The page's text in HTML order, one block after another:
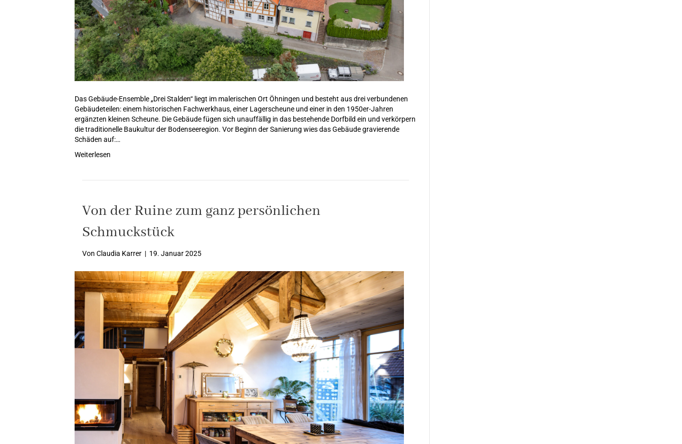
Das Gebäude-Ensemble „Drei Stalden“ liegt im malerischen Ort Öhningen und besteht aus drei verbundenen
Gebäudeteilen: einem historischen Fachwerkhaus, einer Lagerscheune und einer in den 1950er-Jahren
ergänzten kleinen Scheune. Die Gebäude fügen sich unauffällig in das bestehende Dorfbild ein und verkörpern
die traditionelle Baukultur der Bodenseeregion. Vor Beginn der Sanierung wies das Gebäude gravierende
Schäden auf:…
Weiterlesen
Von der Ruine zum ganz persönlichen
Schmuckstück
Von Claudia Karrer | 19. Januar 2025